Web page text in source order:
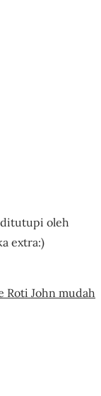
ditutupi oleh
extra:)